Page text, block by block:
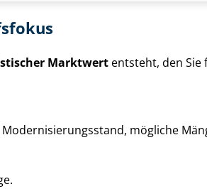
Marktwert entsteht, den
mögliche